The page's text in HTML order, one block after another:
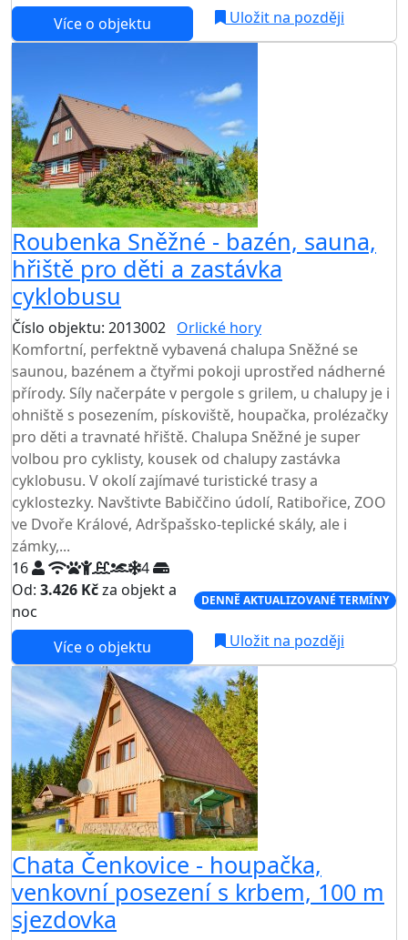
Více o objektu Uložit na později
Roubenka Sněžné - bazén, sauna,
hřiště pro děti a zastávka
cyklobusu
Číslo objektu: 2013002 Orlické hory
Komfortní, perfektně vybavená chalupa Sněžné se
saunou, bazénem a čtyřmi pokoji uprostřed nádherné
přírody. Síly načerpáte v pergole s grilem, u chalupy je i
ohniště s posezením, pískoviště, houpačka, prolézačky
pro děti a travnaté hřiště. Chalupa Sněžné je super
volbou pro cyklisty, kousek od chalupy zastávka
cyklobusu. V okolí zajímavé turistické trasy a
cyklostezky. Navštivte Babiččino údolí, Ratibořice, ZOO
ve Dvoře Králové, Adršpašsko-teplické skály, ale i
zámky,...
16
4
Od: 3.426 Kčza objekt a
noc
DENNĚ AKTUALIZOVANÉ TERMÍNY
Více o objektu Uložit na později
Chata Čenkovice - houpačka,
venkovní posezení s krbem, 100 m
sjezdovka